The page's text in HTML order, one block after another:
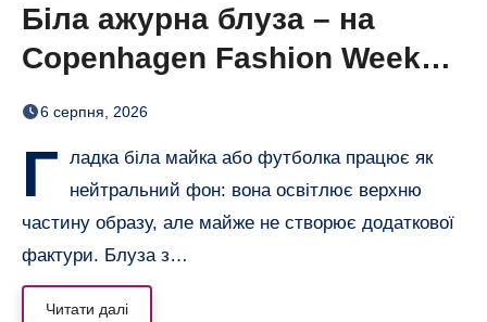
Біла ажурна блуза – на
Copenhagen Fashion Week
показали тренд цього літа
6 серпня, 2026
Г ладка біла майка або футболка працює як
нейтральний фон: вона освітлює верхню
частину образу, але майже не створює додаткової
фактури. Блуза з…
Читати далі